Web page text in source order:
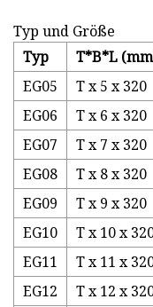
Typ und Größe
Typ
T*B*L
EG05
T x 5 x 320
EG06
T x 6 x 320
EG07
T x 7 x 320
EG08
T x 8 x 320
EG09
T x 9 x 320
EG10
T x 10 x
EG11
T x 11 x
EG12
T x 12 x